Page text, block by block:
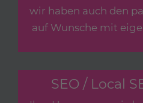
wir haben auch den
auf Wunsche mit
SEO / Local